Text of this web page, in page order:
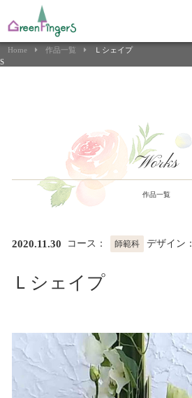
Home 作品一覧 Ｌシェイプ
S
Works
作品一覧
2020.11.30 コース： 師範科 デザイン：
Ｌシェイプ